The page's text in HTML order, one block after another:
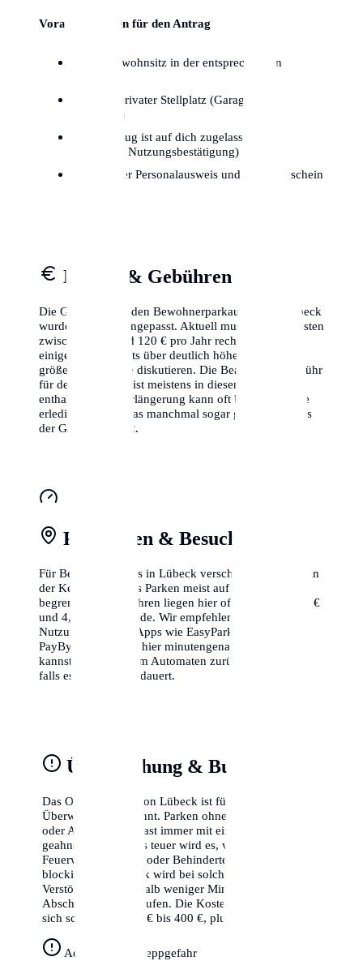
Voraussetzungen für den Antrag
Hauptwohnsitz in der entsprechenden
Kein privater Stellplatz (Garage/Hof)
vorhanden
Fahrzeug ist auf dich zugelassen (oder
dauerhafte Nutzungsbestätigung)
Gültiger Personalausweis und Fahrzeugschein
Kosten & Gebühren
Die Gebühren für den Bewohnerparkausweis in Lübeck
wurden kürzlich angepasst. Aktuell musst du mit Kosten
zwischen 30 € und 120 € pro Jahr rechnen, wobei
einige Städte bereits über deutlich höhere Sätze für
größere Fahrzeuge diskutieren. Die Bearbeitungsgebühr
für den Erstantrag ist meistens in diesem Betrag
enthalten. Eine Verlängerung kann oft bequem online
erledigt werden, was manchmal sogar günstiger ist als
der Gang zum Amt.
Parkzonen & Besuchsparken
Für Besucher gibt es in Lübeck verschiedene Zonen. In
der Kernstadt ist das Parken meist auf 2-3 Stunden
begrenzt. Die Gebühren liegen hier oft zwischen 1,50 €
und 4,00 € pro Stunde. Wir empfehlen dringend die
Nutzung von Park-Apps wie EasyPark oder
PayByPhone, da du hier minutengenau abrechnen
kannst und nicht zum Automaten zurücklaufen musst,
falls es doch länger dauert.
Überwachung & Bußgelder
Das Ordnungsamt von Lübeck ist für seine strikte
Überwachung bekannt. Parken ohne gültigen Schein
oder Ausweis wird fast immer mit einem Knöllchen
geahndet. Besonders teuer wird es, wenn du Radwege,
Feuerwehrzufahrten oder Behindertenparkplätze
blockierst. In Lübeck wird bei solchen schweren
Verstößen oft innerhalb weniger Minuten der
Abschleppdienst gerufen. Die Kosten hierfür belaufen
sich schnell auf 250 € bis 400 €, plus das Bußgeld.
Achtung Abschleppgefahr